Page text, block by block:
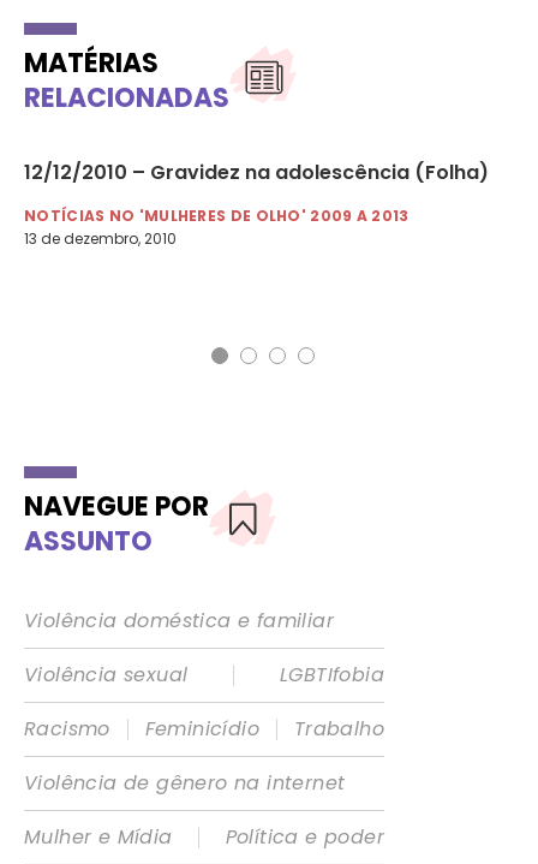
MATÉRIAS
RELACIONADAS
12/12/2010 – Gravidez na adolescência (Folha)
NOTÍCIAS NO 'MULHERES DE OLHO' 2009 A 2013
13 de dezembro, 2010
NAVEGUE POR
ASSUNTO
Violência doméstica e familiar
Violência sexual
|
LGBTIfobia
Racismo
| Feminicídio |
Trabalho
Violência de gênero na internet
Mulher e Mídia
|
Política e poder